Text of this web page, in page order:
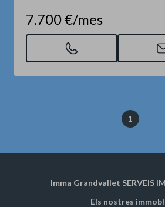
7.700 €/mes
1
Imma Grandvallet SERVEIS
Els nostres